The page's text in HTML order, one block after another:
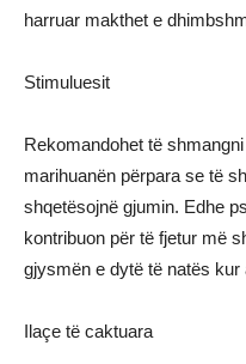
harruar makthet e
Stimuluesit
Rekomandohet të
marihuanën përpara se të
shqetësojnë gjumin. Edhe
kontribuon për të fjetur më
gjysmën e dytë të natës kur
Ilaçe të caktuara